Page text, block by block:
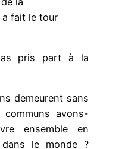
a fait le tour
pris part à la
demeurent sans
avons-
ensemble en
le monde ?